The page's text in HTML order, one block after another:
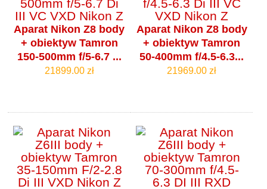
Aparat Nikon Z8 body
+ obiektyw Tamron
150-500mm f/5-6.7 ...
21899.00 zł
Aparat Nikon Z8 body
+ obiektyw Tamron
50-400mm f/4.5-6.3...
21969.00 zł